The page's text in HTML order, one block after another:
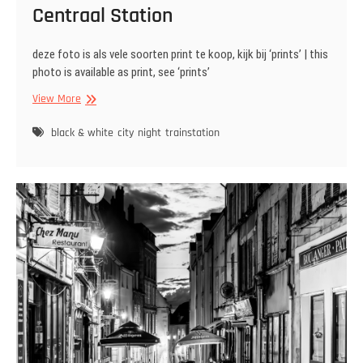
Centraal Station
deze foto is als vele soorten print te koop, kijk bij ‘prints’ | this
photo is available as print, see ‘prints’
View MoreCentraal
black & white city night trainstation